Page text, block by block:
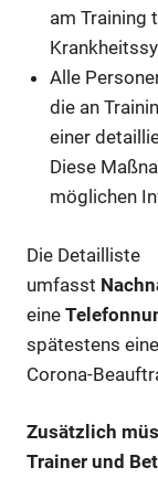
am Training
Alle
die an
einer
Diese
möglichen
Die Detailliste
umfasst
eine
spätestens
Corona-
Zusätzlich
Trainer und